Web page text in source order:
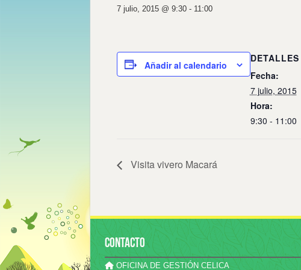
7 julio, 2015 @ 9:30- 11:00
Añadir al calendario
DETALLES
Fecha:
7 julio, 2015
Hora:
9:30 - 11:00
Visita vivero Macará
CONTACTO
OFICINA DE GESTIÓN CELICA